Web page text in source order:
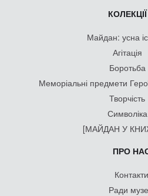
КОЛЕКЦІЇ
Майдан: усна
Агітація
Боротьба
Меморіальні предмети
Творчість
Символіка
[МАЙДАН У
ПРО
Контакти
Ради